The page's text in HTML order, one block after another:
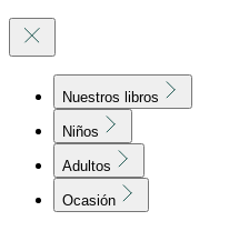
Nuestros libros
Niños
Adultos
Ocasión